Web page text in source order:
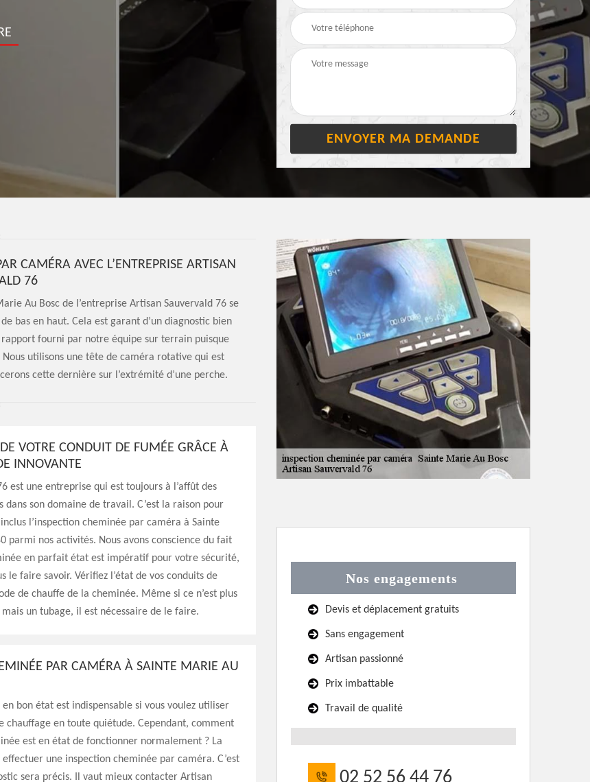
CAMÉRA AVEC L’ENTREPRISE ARTISAN
76
Au Bosc de l’entreprise Artisan Sauvervald 76 se
bas en haut. Cela est garant d’un diagnostic bien
rapport fourni par notre équipe sur terrain puisque
utilisons une tête de caméra rotative qui est
cette dernière sur l’extrémité d’une perche.
DE VOTRE CONDUIT DE FUMÉE GRÂCE À
INNOVANTE
est une entreprise qui est toujours à l’affût des
dans son domaine de travail. C’est la raison pour
l’inspection cheminée par caméra à Sainte
parmi nos activités. Nous avons conscience du fait
en parfait état est impératif pour votre sécurité,
le faire savoir. Vérifiez l’état de vos conduits de
de chauffe de la cheminée. Même si ce n’est plus
un tubage, il est nécessaire de le faire.
PAR CAMÉRA À SAINTE MARIE AU
bon état est indispensable si vous voulez utiliser
chauffage en toute quiétude. Cependant, comment
est en état de fonctionner normalement ? La
une inspection cheminée par caméra. C’est
sera précis. Il vaut mieux contacter Artisan
Nos engagements
Devis et déplacement gratuits
Sans engagement
Artisan passionné
Prix imbattable
Travail de qualité
02 52 56 44 76